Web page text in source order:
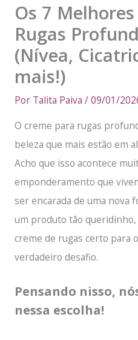
Os 7
Rugas
(Nívea,
mais!)
Por Talita Paiva /09/01/
O creme para rugas
beleza que mais estão em
Acho que isso acontece
emponderamento que
ser encarada de uma nova
um produto tão
creme de rugas certo para
verdadeiro desafio.
Pensando nisso,
nessa escolha!